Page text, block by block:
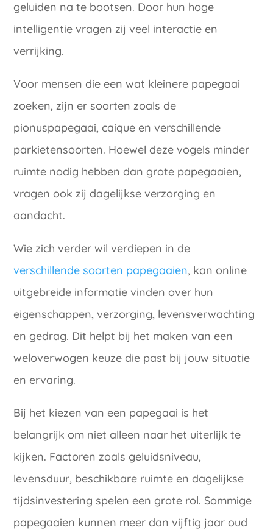
geluiden na te bootsen. Door hun hoge
intelligentie vragen zij veel interactie en
verrijking.
Voor mensen die een wat kleinere papegaai
zoeken, zijn er soorten zoals de
pionuspapegaai, caique en verschillende
parkietensoorten. Hoewel deze vogels minder
ruimte nodig hebben dan grote papegaaien,
vragen ook zij dagelijkse verzorging en
aandacht.
Wie zich verder wil verdiepen in de
verschillende soorten papegaaien, kan online
uitgebreide informatie vinden over hun
eigenschappen, verzorging, levensverwachting
en gedrag. Dit helpt bij het maken van een
weloverwogen keuze die past bij jouw situatie
en ervaring.
Bij het kiezen van een papegaai is het
belangrijk om niet alleen naar het uiterlijk te
kijken. Factoren zoals geluidsniveau,
levensduur, beschikbare ruimte en dagelijkse
tijdsinvestering spelen een grote rol. Sommige
papegaaien kunnen meer dan vijftig jaar oud